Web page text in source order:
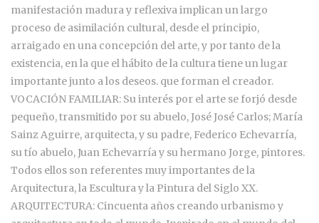
manifestación madura y reflexiva implican un largo
proceso de asimilación cultural, desde el principio,
arraigado en una concepción del arte, y por tanto de la
existencia, en la que el hábito de la cultura tiene un lugar
importante junto a los deseos. que forman el creador.
VOCACIÓN FAMILIAR: Su interés por el arte se forjó desde
pequeño, transmitido por su abuelo, José José Carlos; María
Sainz Aguirre, arquitecta, y su padre, Federico Echevarría,
su tío abuelo, Juan Echevarría y su hermano Jorge, pintores.
Todos ellos son referentes muy importantes de la
Arquitectura, la Escultura y la Pintura del Siglo XX.
ARQUITECTURA: Cincuenta años creando urbanismo y